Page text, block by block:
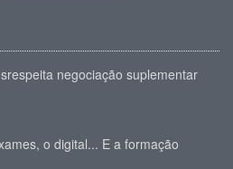
negociação suplementar
o digital... E a formação